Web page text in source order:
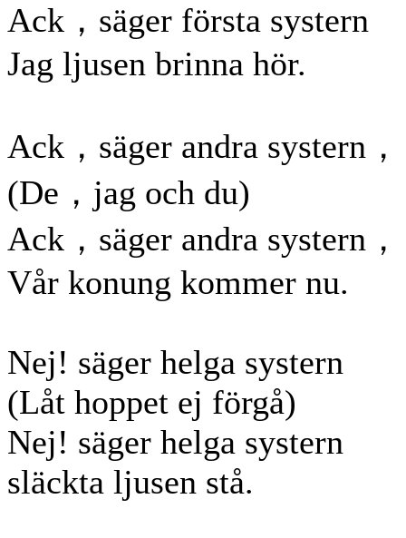
Ack，säger första systern
Jag ljusen brinna hör.
Ack，säger andra systern，
(De，jag och du)
Ack，säger andra systern，
Vår konung kommer nu.
Nej! säger helga systern
(Låt hoppet ej förgå)
Nej! säger helga systern
släckta ljusen stå.